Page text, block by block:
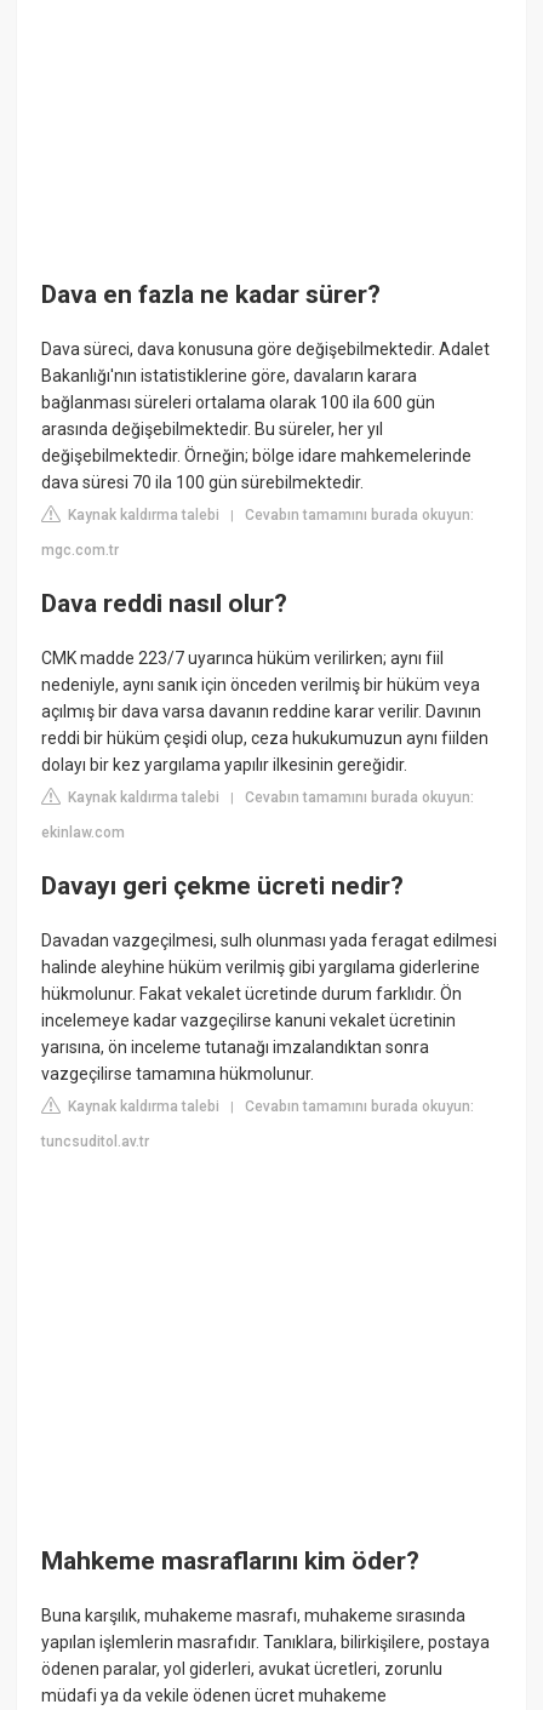
Dava en fazla ne kadar sürer?
Dava süreci, dava konusuna göre değişebilmektedir. Adalet
Bakanlığı'nın istatistiklerine göre, davaların karara
bağlanması süreleri ortalama olarak 100 ila 600 gün
arasında değişebilmektedir. Bu süreler, her yıl
değişebilmektedir. Örneğin; bölge idare mahkemelerinde
dava süresi 70 ila 100 gün sürebilmektedir.
Kaynak kaldırma talebi |Cevabın tamamını burada okuyun:
mgc.com.tr
Dava reddi nasıl olur?
CMK madde 223/7 uyarınca hüküm verilirken; aynı fiil
nedeniyle, aynı sanık için önceden verilmiş bir hüküm veya
açılmış bir dava varsa davanın reddine karar verilir. Davının
reddi bir hüküm çeşidi olup, ceza hukukumuzun aynı fiilden
dolayı bir kez yargılama yapılır ilkesinin gereğidir.
Kaynak kaldırma talebi |Cevabın tamamını burada okuyun:
ekinlaw.com
Davayı geri çekme ücreti nedir?
Davadan vazgeçilmesi, sulh olunması yada feragat edilmesi
halinde aleyhine hüküm verilmiş gibi yargılama giderlerine
hükmolunur. Fakat vekalet ücretinde durum farklıdır. Ön
incelemeye kadar vazgeçilirse kanuni vekalet ücretinin
yarısına, ön inceleme tutanağı imzalandıktan sonra
vazgeçilirse tamamına hükmolunur.
Kaynak kaldırma talebi |Cevabın tamamını burada okuyun:
tuncsuditol.av.tr
Mahkeme masraflarını kim öder?
Buna karşılık, muhakeme masrafı, muhakeme sırasında
yapılan işlemlerin masrafıdır. Tanıklara, bilirkişilere, postaya
ödenen paralar, yol giderleri, avukat ücretleri, zorunlu
müdafi ya da vekile ödenen ücret muhakeme